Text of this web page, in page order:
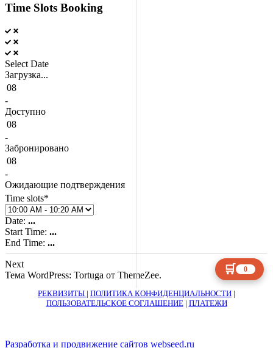
Time Slots Booking
Select Date
Загрузка...
08
-
Доступно
08
-
Забронировано
08
-
Ожидающие подтверждения
Time slots*
Date: ...
Start Time: ...
End Time: ...
Next
Тема WordPress: Tortuga от ThemeZee.
РЕКВИЗИТЫ | ПОЛИТИКА КОНФИДЕНЦИАЛЬНОСТИ |
ПОЛЬЗОВАТЕЛЬСКОЕ СОГЛАШЕНИЕ| ПЛАТЕЖИ
Разработка и продвижение сайтов webseed.ru
🛒 0